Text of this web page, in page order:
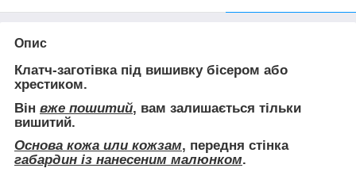
Опис
Клатч-заготівка під вишивку бісером або
хрестиком.
Він вже пошитий, вам залишається тільки
вишитий.
Основа кожа или кожзам, передня стінка
габардин із нанесеним малюнком.